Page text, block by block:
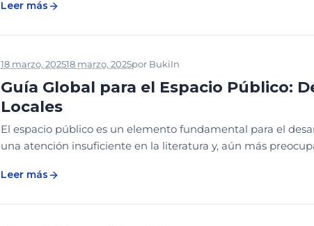
Leer más
18 marzo, 202518 marzo, 2025por BukiIn
Guía Global para el Espacio Público:
Locales
El espacio público es un elemento fundamental para el
una atención insuficiente en la literatura y, aún más
Leer más